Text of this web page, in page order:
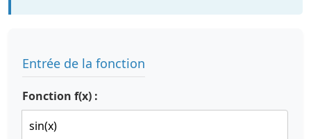
Entrée de la fonction
Fonction f(x) :